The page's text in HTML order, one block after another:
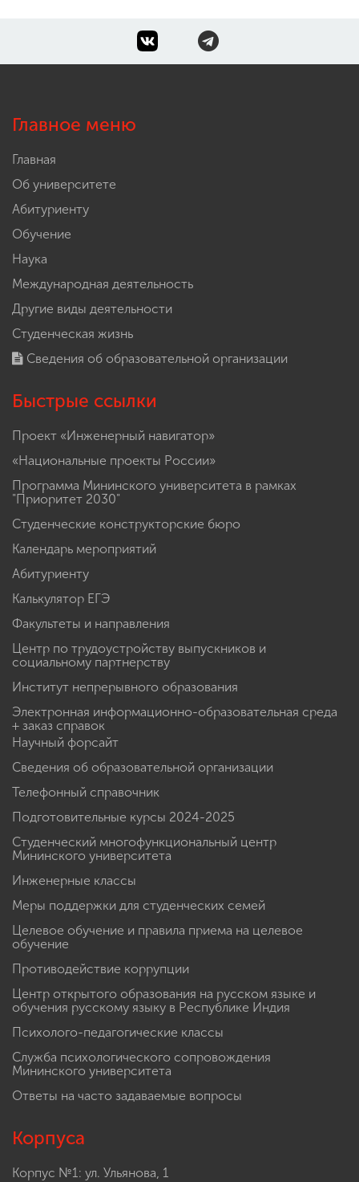
Главное меню
Главная
Об университете
Абитуриенту
Обучение
Наука
Международная деятельность
Другие виды деятельности
Студенческая жизнь
Сведения об образовательной организации
Быстрые ссылки
Проект «Инженерный навигатор»
«Национальные проекты России»
Программа Мининского университета в рамках
"Приоритет 2030"
Студенческие конструкторские бюро
Календарь мероприятий
Абитуриенту
Калькулятор ЕГЭ
Факультеты и направления
Центр по трудоустройству выпускников и
социальному партнерству
Институт непрерывного образования
Электронная информационно-образовательная среда
+ заказ справок
Научный форсайт
Сведения об образовательной организации
Телефонный справочник
Подготовительные курсы 2024-2025
Студенческий многофункциональный центр
Мининского университета
Инженерные классы
Меры поддержки для студенческих семей
Целевое обучение и правила приема на целевое
обучение
Противодействие коррупции
Центр открытого образования на русском языке и
обучения русскому языку в Республике Индия
Психолого-педагогические классы
Служба психологического сопровождения
Мининского университета
Ответы на часто задаваемые вопросы
Корпуса
Корпус №1: ул. Ульянова, 1